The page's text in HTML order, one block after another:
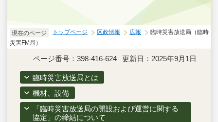
現在のページ トップページ 区政情報 広報
臨時災害放送局（臨時
災害FM局）
ページ番号：398-416-624 更新日：2025年9月1日
臨時災害放送局とは
機材、設備
「臨時災害放送局の開設および運営に関する
協定」の締結について